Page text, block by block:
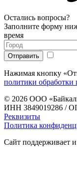
Остались вопросы?
Заполните форму
время
Нажимая кнопку
политики
© 2026 ООО
ИНН 3849019286 /
Реквизиты
Политика
Сайт поддерживает